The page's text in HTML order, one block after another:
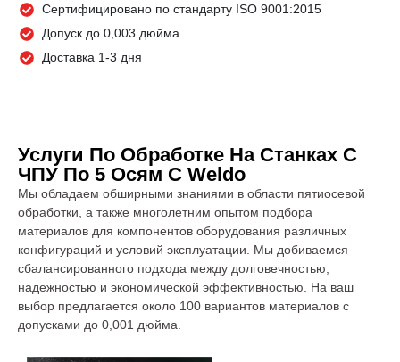
Сертифицировано по стандарту ISO 9001:2015
Допуск до 0,003 дюйма
Доставка 1-3 дня
Услуги По Обработке На Станках С
ЧПУ По 5 Осям С Weldo
Мы обладаем обширными знаниями в области пятиосевой
обработки, а также многолетним опытом подбора
материалов для компонентов оборудования различных
конфигураций и условий эксплуатации. Мы добиваемся
сбалансированного подхода между долговечностью,
надежностью и экономической эффективностью. На ваш
выбор предлагается около 100 вариантов материалов с
допусками до 0,001 дюйма.